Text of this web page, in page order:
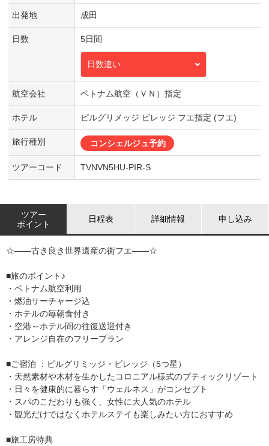
出発地 成田
日数 5日間
日数違い
航空会社 ベトナム航空（ＶＮ）指定
ホテル ピルグリメッジ ビレッジ フエ指定 (フエ)
旅行種別 コンシェルジュ予約
ツアーコード TVNVN5HU-PIR-S
ツアー
ポイント
日程表 詳細情報 申し込み
☆――古き良き世界遺産の街フエ――☆
■旅のポイント♪
・ベトナム航空利用
・燃油サーチャージ込
・ホテルの毎朝食付き
・空港～ホテル間の往復送迎付き
・アレンジ自在のフリープラン
■ご宿泊 ：ピルグリミッジ・ビレッジ（5つ星）
・天然素材や木材を生かしたコロニアル様式のブティックリゾート
・日々を健康的に暮らす「ウェルネス」がコンセプト
・スパのこだわりも強く、女性に大人気のホテル
・観光だけではなくホテルステイも楽しみたい方におすすめ
■旅工房特典